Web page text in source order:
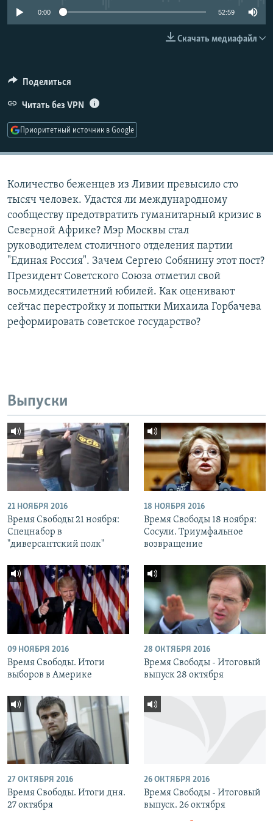
РАСПИСАНИЕ ВЕЩАНИЯ
0:00 52:59
Скачать медиафайл
Поделиться
Читать без VPN
Приоритетный источник в Google
Количество беженцев из Ливии превысило сто
тысяч человек. Удастся ли международному
сообществу предотвратить гуманитарный кризис в
Северной Африке? Мэр Москвы стал
руководителем столичного отделения партии
"Единая Россия". Зачем Сергею Собянину этот пост?
Президент Советского Союза отметил свой
восьмидесятилетний юбилей. Как оценивают
сейчас перестройку и попытки Михаила Горбачева
реформировать советское государство?
Выпуски
21 НОЯБРЯ 2016
Время Свободы 21 ноября:
Спецнабор в
"диверсантский полк"
18 НОЯБРЯ 2016
Время Свободы 18 ноября:
Сосули. Триумфальное
возвращение
09 НОЯБРЯ 2016
Время Свободы. Итоги
выборов в Америке
28 ОКТЯБРЯ 2016
Время Свободы - Итоговый
выпуск 28 октября
27 ОКТЯБРЯ 2016
Время Свободы. Итоги дня.
27 октября
26 ОКТЯБРЯ 2016
Время Свободы - Итоговый
выпуск. 26 октября